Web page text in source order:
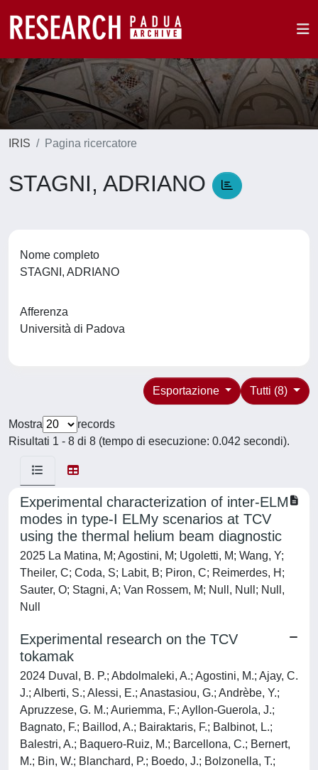
IRIS Pagina ricercatore
STAGNI, ADRIANO
Nome completo
STAGNI, ADRIANO
Afferenza
Università di Padova
Tutti (8)
Esportazione
Mostra
records
Risultati 1 - 8 di 8 (tempo di esecuzione: 0.042 secondi).
Experimental characterization of inter-ELM
modes in type-I ELMy scenarios at TCV
using the thermal helium beam diagnostic
2025 La Matina, M; Agostini, M; Ugoletti, M; Wang, Y;
Theiler, C; Coda, S; Labit, B; Piron, C; Reimerdes, H;
Sauter, O; Stagni, A; Van Rossem, M; Null, Null; Null,
Null
Experimental research on the TCV
tokamak
2024 Duval, B. P.; Abdolmaleki, A.; Agostini, M.; Ajay, C.
J.; Alberti, S.; Alessi, E.; Anastasiou, G.; Andrèbe, Y.;
Apruzzese, G. M.; Auriemma, F.; Ayllon-Guerola, J.;
Bagnato, F.; Baillod, A.; Bairaktaris, F.; Balbinot, L.;
Balestri, A.; Baquero-Ruiz, M.; Barcellona, C.; Bernert,
M.; Bin, W.; Blanchard, P.; Boedo, J.; Bolzonella, T.;